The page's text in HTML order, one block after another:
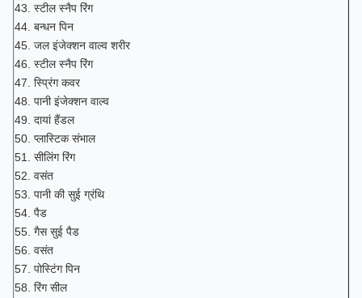
43. स्टील स्नैप रिंग
44. बन्धन पिन
45. जल इंजेक्शन वाल्व शरीर
46. ​​स्टील स्नैप रिंग
47. स्प्रिंग कवर
48. पानी इंजेक्शन वाल्व
49. दायां हैंडल
50. प्लास्टिक संभाल
51. सीलिंग रिंग
52. वसंत
53. पानी की सुई ग्रंथि
54. पैड
55. गैस सुई पैड
56. वसंत
57. पोस्टिंग पिन
58. रिंग सील